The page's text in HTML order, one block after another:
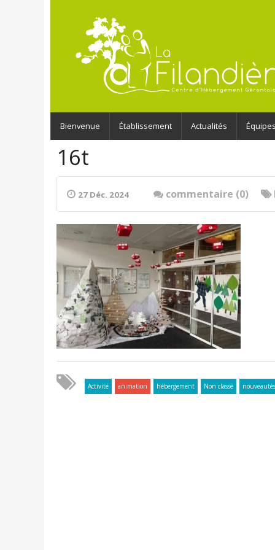
Bienvenue Établissement Actualités Équipes
16t
27 Déc. 2024 commentaire (0)
Activité animation hébergement Non classé nouveautés